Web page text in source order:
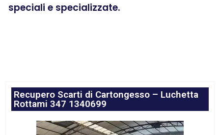
speciali e specializzate.
Recupero Scarti di Cartongesso – Luchetta
Rottami 347 1340699